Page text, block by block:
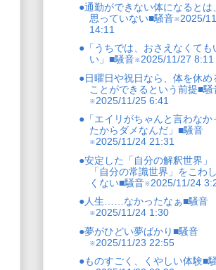
●通勤ができない体になるとは、
思っていない■騒音※2025/
14:11
●「うちでは、おさえなくても
い」■騒音※2025/11/27 8:11
●日曜日や祝日なら、体を休め
ことができるという前提■騒
※2025/11/25 6:41
●「エイリがちゃんと言わなか
たからダメなんだ」■騒音
※2025/11/24 21:31
●安定した「自分の解釈世界」
「自分の常識世界」をこわ
くない■騒音※2025/11/24
●人生……なかったなぁ■騒音
※2025/11/24 1:30
●夢がひどい夢ばかり■騒音
※2025/11/23 22:55
●ものすごく、くやしい体験■